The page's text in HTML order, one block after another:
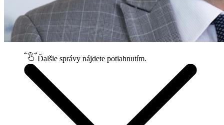
Ďalšie správy nájdete potiahnutím.